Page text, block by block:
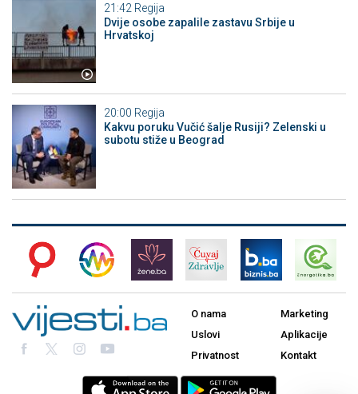
21:42 Regija
Dvije osobe zapalile zastavu Srbije u
Hrvatskoj
20:00 Regija
Kakvu poruku Vučić šalje Rusiji? Zelenski u
subotu stiže u Beograd
O nama
Uslovi
Privatnost
Marketing
Aplikacije
Kontakt